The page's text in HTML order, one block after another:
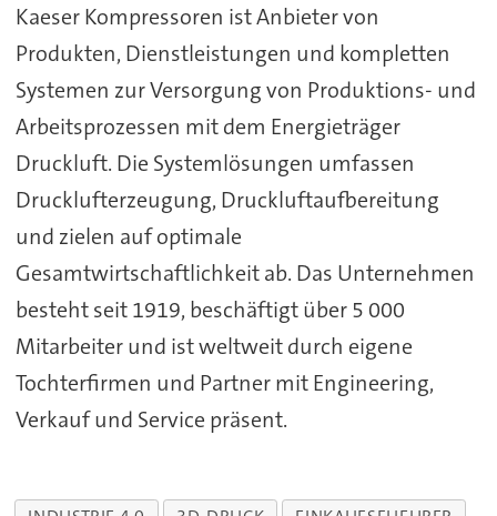
Kaeser Kompressoren ist Anbieter von
Produkten, Dienstleistungen und kompletten
Systemen zur Versorgung von Produktions- und
Arbeitsprozessen mit dem Energieträger
Druckluft. Die Systemlösungen umfassen
Drucklufterzeugung, Druckluftaufbereitung
und zielen auf optimale
Gesamtwirtschaftlichkeit ab. Das Unternehmen
besteht seit 1919, beschäftigt über 5 000
Mitarbeiter und ist weltweit durch eigene
Tochterfirmen und Partner mit Engineering,
Verkauf und Service präsent.